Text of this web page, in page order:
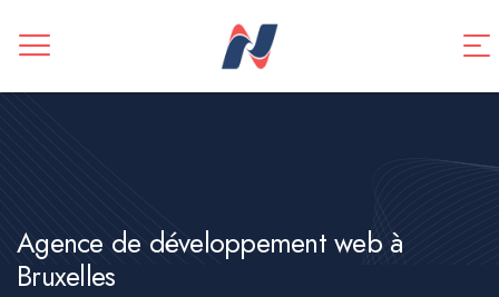
Agence de développement web à
Bruxelles